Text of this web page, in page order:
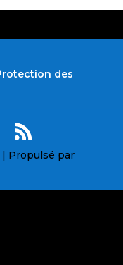
des
| Propulsé par